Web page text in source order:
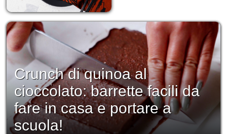
Crunch di quinoa al
cioccolato: barrette facili da
fare in casa e portare a
scuola!